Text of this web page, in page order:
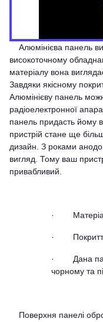
Алюмінієва панель
високоточному
матеріалу вона
Завдяки якісному
Алюмінієву панель
радіоелектронної
панель придасть йому
пристрій стане ще
дизайн. З роками
вигляд. Тому ваш
привабливий.
·
·
·
Дана
чорному та
Поверхня панелі